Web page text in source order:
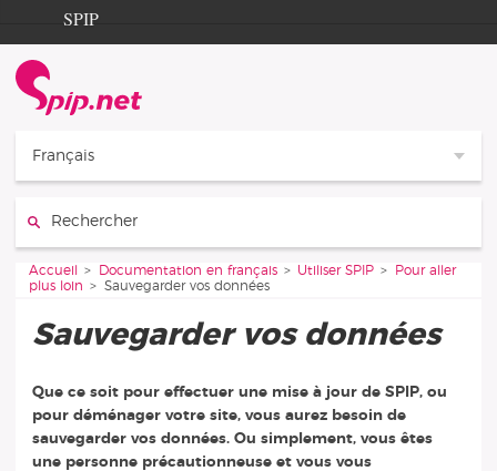
Aller au contenu
Aller à la navigation
SPIP
Documentation
Contribution
Français
Vous êtes ici :
Accueil Documentation en français Utiliser SPIP
Pour aller
plus loin
Sauvegarder vos données
Sauvegarder vos données
Que ce soit pour effectuer une mise à jour de SPIP, ou
pour déménager votre site, vous aurez besoin de
sauvegarder vos données. Ou simplement, vous êtes
une personne précautionneuse et vous vous